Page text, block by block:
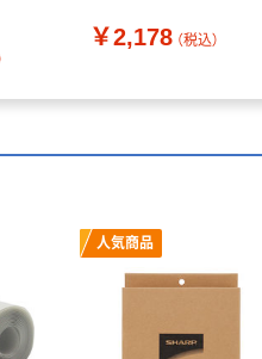
￥2,178 （税込）
人気商品